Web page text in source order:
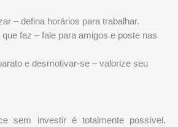
– defina horários para trabalhar.
que faz – fale para amigos e poste nas
e desmotivar-se – valorize seu
sem investir é totalmente possível.